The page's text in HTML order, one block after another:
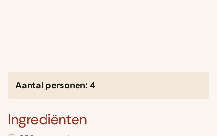
Aantal personen: 4
Ingrediënten